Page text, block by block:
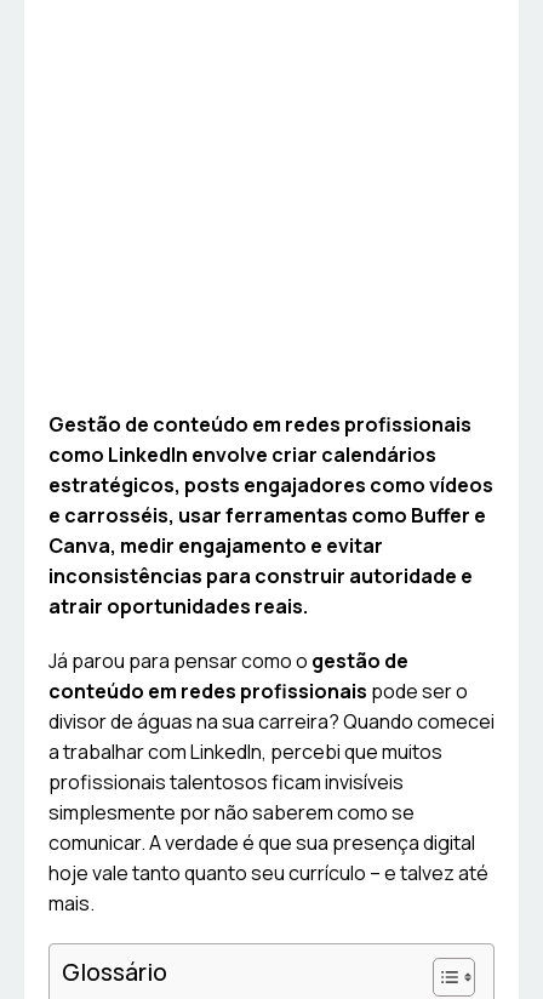
Gestão de conteúdo em redes profissionais
como LinkedIn envolve criar calendários
estratégicos, posts engajadores como vídeos
e carrosséis, usar ferramentas como Buffer e
Canva, medir engajamento e evitar
inconsistências para construir autoridade e
atrair oportunidades reais.
Já parou para pensar como o gestão de
conteúdo em redes profissionais pode ser o
divisor de águas na sua carreira? Quando comecei
a trabalhar com LinkedIn, percebi que muitos
profissionais talentosos ficam invisíveis
simplesmente por não saberem como se
comunicar. A verdade é que sua presença digital
hoje vale tanto quanto seu currículo – e talvez até
mais.
Glossário